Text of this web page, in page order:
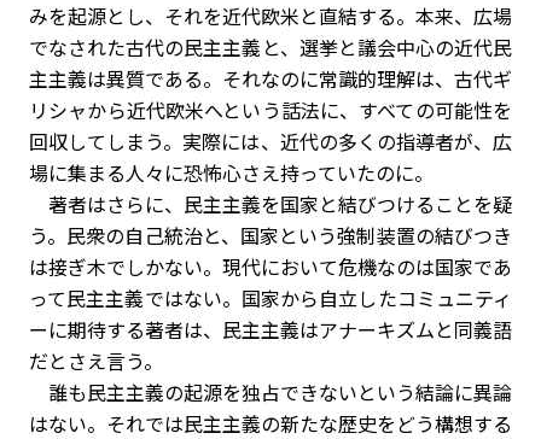
みを起源とし、それを近代欧米と直結する。本来、広場
でなされた古代の民主主義と、選挙と議会中心の近代民
主主義は異質である。それなのに常識的理解は、古代ギ
リシャから近代欧米へという話法に、すべての可能性を
回収してしまう。実際には、近代の多くの指導者が、広
場に集まる人々に恐怖心さえ持っていたのに。
著者はさらに、民主主義を国家と結びつけることを疑
う。民衆の自己統治と、国家という強制装置の結びつき
は接ぎ木でしかない。現代において危機なのは国家であ
って民主主義ではない。国家から自立したコミュニティ
ーに期待する著者は、民主主義はアナーキズムと同義語
だとさえ言う。
誰も民主主義の起源を独占できないという結論に異論
はない。それでは民主主義の新たな歴史をどう構想する